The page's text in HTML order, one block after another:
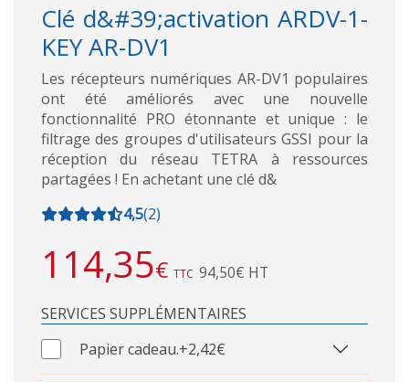
Clé d&#39;activation ARDV-1-
KEY AR-DV1
Les récepteurs numériques AR-DV1 populaires
ont été améliorés avec une nouvelle
fonctionnalité PRO étonnante et unique : le
filtrage des groupes d'utilisateurs GSSI pour la
réception du réseau TETRA à ressources
partagées ! En achetant une clé d&
4,5(2)
114,35€ TTC 94,50€ HT
SERVICES SUPPLÉMENTAIRES
Papier cadeau.+2,42€